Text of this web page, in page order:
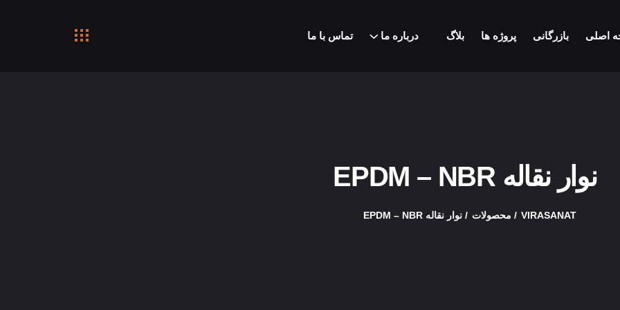
اصلی بازرگانی پروژه ها بلاگ درباره ما تماس با ما
نوار نقاله EPDM – NBR
VIRASANAT محصولات نوار نقاله EPDM – NBR